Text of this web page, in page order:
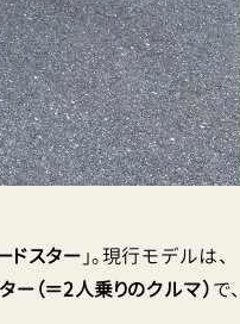
ドスター 」。現行モデルは、
（＝2人乗りのクルマ）で、